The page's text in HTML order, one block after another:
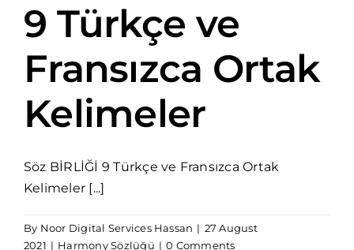
9 Türkçe ve
Fransızca Ortak
Kelimeler
Söz BİRLİĞİ 9 Türkçe ve Fransızca Ortak
Kelimeler [...]
By Noor Digital Services Hassan | 27 August
2021 | Harmony Sözlüğü | 0 Comments